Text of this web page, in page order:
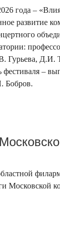
года –
развитие
Гурьева, Д.И.
фестиваля –
Бобров.
Московской